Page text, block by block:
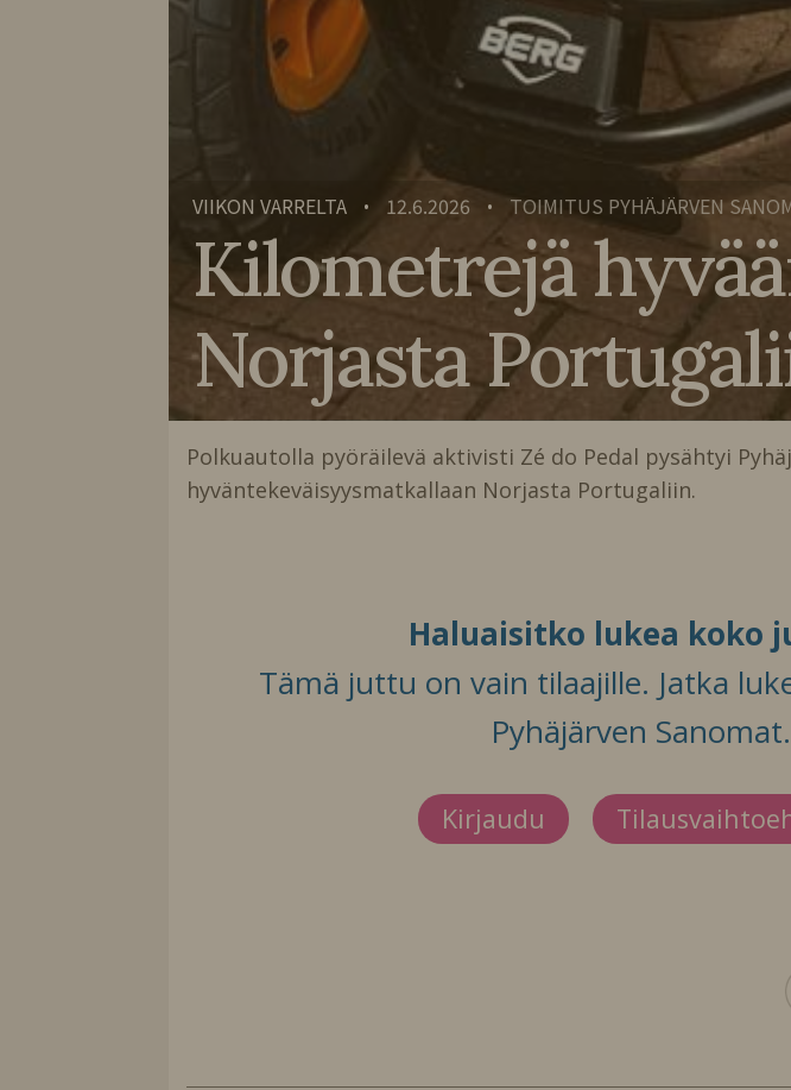
VIIKON VARRELTA • 12.6.2026 • TOIMITUS PYHÄJÄRVEN
Kilometrejä
Norjasta
Polkuautolla pyöräilevä aktivisti Zé do Pedal pysähtyi
hyväntekeväisyysmatkallaan Norjasta Portugaliin.
Haluaisitko lukea koko
Tämä juttu on vain tilaajille. Jatka
Pyhäjärven Sanomat.
Kirjaudu